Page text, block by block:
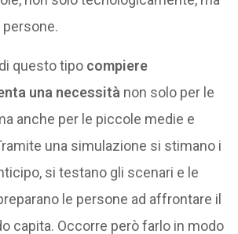
questo tipo compiere
una necessità non solo per le
anche per le piccole medie e
una simulazione si stimano i
si testano gli scenari e le
le persone ad affrontare il
capita. Occorre però farlo in modo